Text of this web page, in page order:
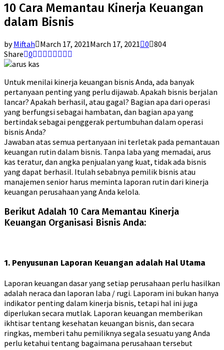
10 Cara Memantau Kinerja Keuangan
dalam Bisnis
byMiftah March 17, 2021March 17, 2021 0 804
Share 0
Untuk menilai kinerja keuangan bisnis Anda, ada banyak
pertanyaan penting yang perlu dijawab. Apakah bisnis berjalan
lancar? Apakah berhasil, atau gagal? Bagian apa dari operasi
yang berfungsi sebagai hambatan, dan bagian apa yang
bertindak sebagai penggerak pertumbuhan dalam operasi
bisnis Anda?
Jawaban atas semua pertanyaan ini terletak pada pemantauan
keuangan rutin dalam bisnis. Tanpa laba yang memadai, arus
kas teratur, dan angka penjualan yang kuat, tidak ada bisnis
yang dapat berhasil. Itulah sebabnya pemilik bisnis atau
manajemen senior harus meminta laporan rutin dari kinerja
keuangan perusahaan yang Anda kelola.
Berikut Adalah 10 Cara Memantau Kinerja
Keuangan Organisasi Bisnis Anda:
1. Penyusunan Laporan Keuangan adalah Hal Utama
Laporan keuangan dasar yang setiap perusahaan perlu hasilkan
adalah neraca dan laporan laba / rugi. Laporam ini bukan hanya
indikator penting dalam kinerja bisnis, tetapi hal ini juga
diperlukan secara mutlak. Laporan keuangan memberikan
ikhtisar tentang kesehatan keuangan bisnis, dan secara
ringkas, memberi tahu pemiliknya segala sesuatu yang Anda
perlu ketahui tentang bagaimana perusahaan tersebut